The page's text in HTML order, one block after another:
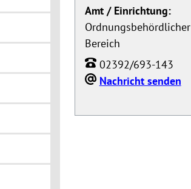
02392/693-143
Nachricht senden
Amt / Einrichtung:
Ordnungsbehördlicher
Bereich